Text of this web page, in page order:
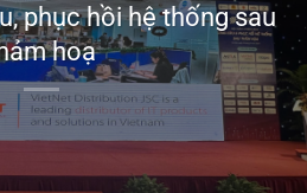
phục hồi hệ thống sau
hoạ